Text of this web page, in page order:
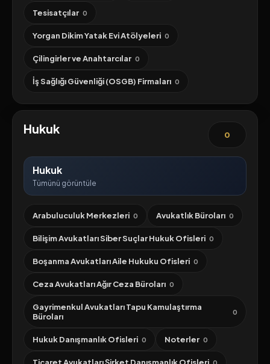
Tesisatçılar 0
Yorgan Dikim Yatak Evi Atölyeleri 0
Çilingirler ve Anahtarcılar 0
İş Sağlığı Güvenliği (OSGB) Firmaları 0
Hukuk 0
Hukuk
Tümünü görüntüle
Arabuluculuk Merkezleri 0 Avukatlık Büroları 0
Bilişim Avukatları Siber Suçlar Hukuk Ofisleri 0
Boşanma Avukatları Aile Hukuku Ofisleri 0
Ceza Avukatları Ağır Ceza Büroları 0
Gayrimenkul Avukatları Tapu Kamulaştırma
Büroları
0
Hukuk Danışmanlık Ofisleri 0 Noterler 0
0